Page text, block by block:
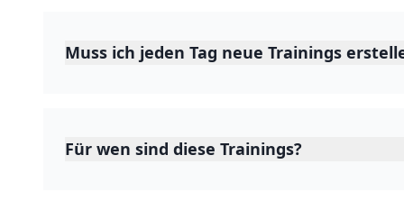
Muss ich jeden Tag neue Trainings
Für wen sind diese Trainings?